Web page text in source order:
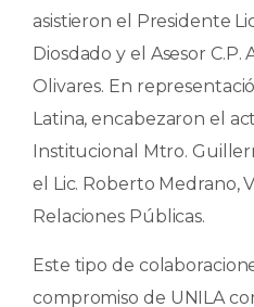
asistieron el Presidente
Diosdado y el Asesor
Olivares. En
Latina, encabezaron el
Institucional Mtro.
el Lic. Roberto Medrano,
Relaciones Públicas.
Este tipo de
compromiso de UNILA